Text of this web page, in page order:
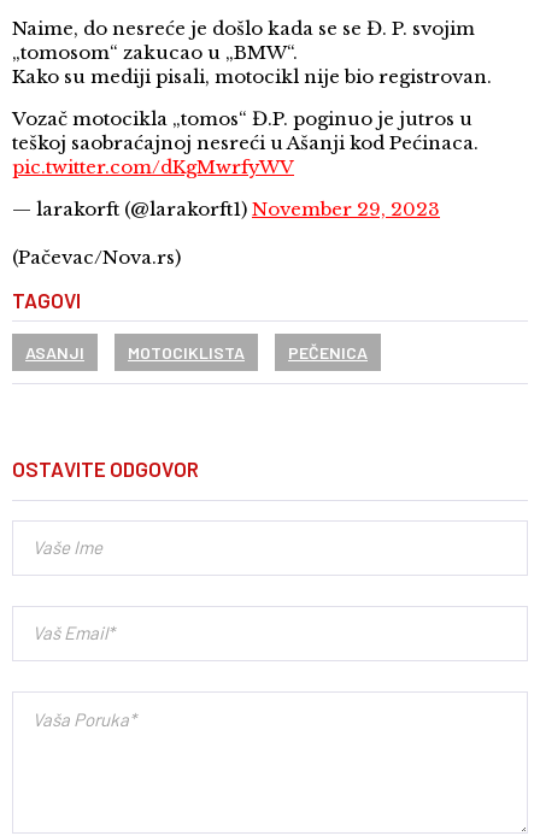
Naime, do nesreće je došlo kada se se Đ. P. svojim
„tomosom“ zakucao u „BMW“.
Kako su mediji pisali, motocikl nije bio registrovan.
Vozač motocikla „tomos“ Đ.P. poginuo je jutros u
teškoj saobraćajnoj nesreći u Ašanji kod Pećinaca.
pic.twitter.com/dKgMwrfyWV
— larakorft (@larakorft1) November 29, 2023
(Pačevac/Nova.rs)
TAGOVI
ASANJI MOTOCIKLISTA PEČENICA
OSTAVITE ODGOVOR